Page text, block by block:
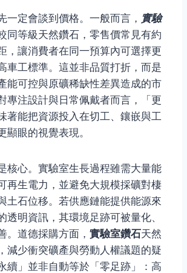
一定會談到價格。一般而言， 實驗
同等級天然鑽石，零售價常見有約
，讓消費者在同一預算內可選擇更
車工標準。這並非品質打折，而是
能可控與原礦稀缺性差異造成的市
專注設計與日常佩戴者而言，「更
著能把資源投入在切工、鑲嵌與工
顯眼的視覺表現。
核心。實驗室生長過程雖需大量能
再生電力，並避免大規模採礦對棲
土石位移。若供應鏈能提供能源來
透明資訊，其環境足跡可被量化、
。道德採購方面， 實驗室鑽石天然
減少衝突礦產與勞動人權議題的疑
續」並非自動等於「零足跡」：高